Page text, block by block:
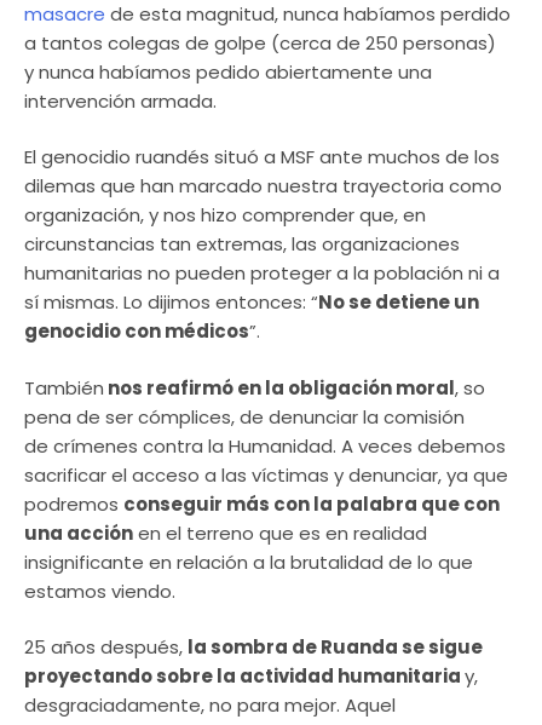
masacre de esta magnitud, nunca habíamos perdido
a tantos colegas de golpe (cerca de 250 personas)
y nunca habíamos pedido abiertamente una
intervención armada.
El genocidio ruandés situó a MSF ante muchos de los
dilemas que han marcado nuestra trayectoria como
organización, y nos hizo comprender que, en
circunstancias tan extremas, las organizaciones
humanitarias no pueden proteger a la población ni a
sí mismas. Lo dijimos entonces: “No se detiene un
genocidio con médicos”.
También nos reafirmó en la obligación moral, so
pena de ser cómplices, de denunciar la comisión
de crímenes contra la Humanidad. A veces debemos
sacrificar el acceso a las víctimas y denunciar, ya que
podremos conseguir más con la palabra que con
una acciónen el terreno que es en realidad
insignificante en relación a la brutalidad de lo que
estamos viendo.
25 años después, la sombra de Ruanda se sigue
proyectando sobre la actividad humanitariay,
desgraciadamente, no para mejor. Aquel